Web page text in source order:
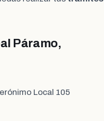
Páramo,
Local 105